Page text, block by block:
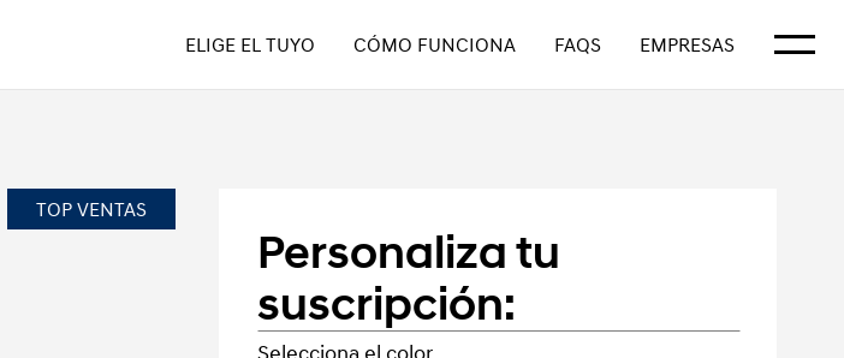
ELIGE EL TUYO CÓMO FUNCIONA FAQS EMPRESAS Mostrar
TOP VENTAS
Personaliza tu
suscripción: